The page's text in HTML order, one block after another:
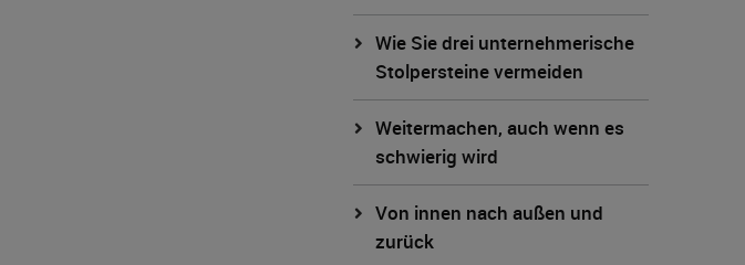
Wie Sie drei unternehmerische
Stolpersteine vermeiden
Weitermachen, auch wenn es
schwierig wird
Von innen nach außen und
zurück